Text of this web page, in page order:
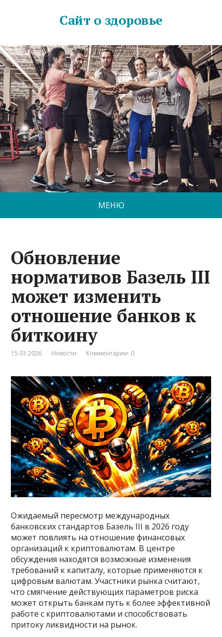
Сайт о здоровье
МЕНЮ
Обновление
нормативов Базель III
может изменить
отношение банков к
биткоину
15.03.2026 Новости Комментарии: 0
Ожидаемый пересмотр международных
банковских стандартов Базель III в 2026 году
может повлиять на отношение финансовых
организаций к криптовалютам. В центре
обсуждения находятся возможные изменения
требований к капиталу, которые применяются к
цифровым валютам. Участники рынка считают,
что смягчение действующих параметров риска
может открыть банкам путь к более эффективной
работе с криптовалютами и способствовать
притоку ликвидности на рынок.